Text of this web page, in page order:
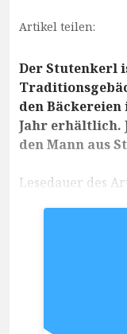
Artikel teilen:
Der Stutenkerl
den
Jahr erhältlich.
den Mann aus
Lesedauer des